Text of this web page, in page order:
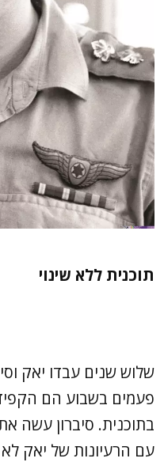
תוכנית ללא שינוי
שלוש שנים עבדו יאק
פעמים בשבוע הם
בתוכנית. סיברון עשה
עם הרעיונות של יאק לא